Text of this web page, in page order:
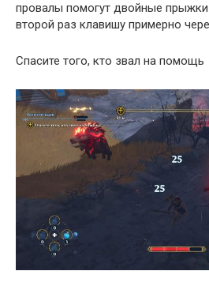
провалы помогут двойные
второй раз клавишу примерно
Спасите того, кто звал на помощь